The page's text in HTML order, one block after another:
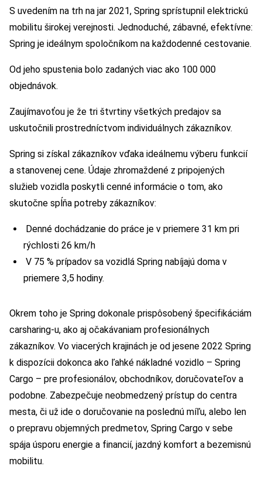
S uvedením na trh na jar 2021, Spring sprístupnil elektrickú
mobilitu širokej verejnosti. Jednoduché, zábavné, efektívne:
Spring je ideálnym spoločníkom na každodenné cestovanie.
Od jeho spustenia bolo zadaných viac ako 100 000
objednávok.
Zaujímavoťou je že tri štvrtiny všetkých predajov sa
uskutočnili prostredníctvom individuálnych zákazníkov.
Spring si získal zákazníkov vďaka ideálnemu výberu funkcií
a stanovenej cene. Údaje zhromaždené z pripojených
služieb vozidla poskytli cenné informácie o tom, ako
skutočne spĺňa potreby zákazníkov:
Denné dochádzanie do práce je v priemere 31 km pri
rýchlosti 26 km/h
V 75 % prípadov sa vozidlá Spring nabíjajú doma v
priemere 3,5 hodiny.
Okrem toho je Spring dokonale prispôsobený špecifikáciám
carsharing-u, ako aj očakávaniam profesionálnych
zákazníkov. Vo viacerých krajinách je od jesene 2022 Spring
k dispozícii dokonca ako ľahké nákladné vozidlo – Spring
Cargo – pre profesionálov, obchodníkov, doručovateľov a
podobne. Zabezpečuje neobmedzený prístup do centra
mesta, či už ide o doručovanie na poslednú míľu, alebo len
o prepravu objemných predmetov, Spring Cargo v sebe
spája úsporu energie a financií, jazdný komfort a bezemisnú
mobilitu.